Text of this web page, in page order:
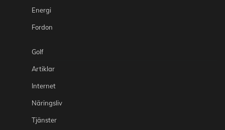
Energi
Fordon
Golf
Artiklar
Internet
Näringsliv
Tjänster